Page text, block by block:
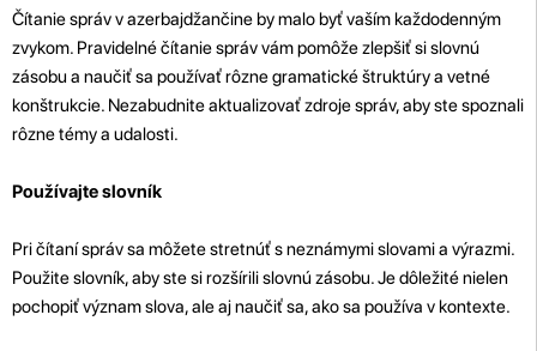
Čítanie správ v azerbajdžančine by malo byť vaším každodenným
zvykom. Pravidelné čítanie správ vám pomôže zlepšiť si slovnú
zásobu a naučiť sa používať rôzne gramatické štruktúry a vetné
konštrukcie. Nezabudnite aktualizovať zdroje správ, aby ste spoznali
rôzne témy a udalosti.
Používajte slovník
Pri čítaní správ sa môžete stretnúť s neznámymi slovami a výrazmi.
Použite slovník, aby ste si rozšírili slovnú zásobu. Je dôležité nielen
pochopiť význam slova, ale aj naučiť sa, ako sa používa v kontexte.